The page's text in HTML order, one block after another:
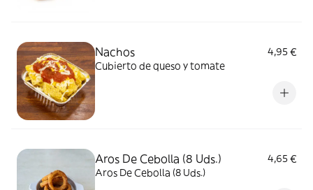
Nachos
4,95 €
Cubierto de queso y tomate
Aros De Cebolla (8 Uds.)
4,65 €
Aros De Cebolla (8 Uds.)